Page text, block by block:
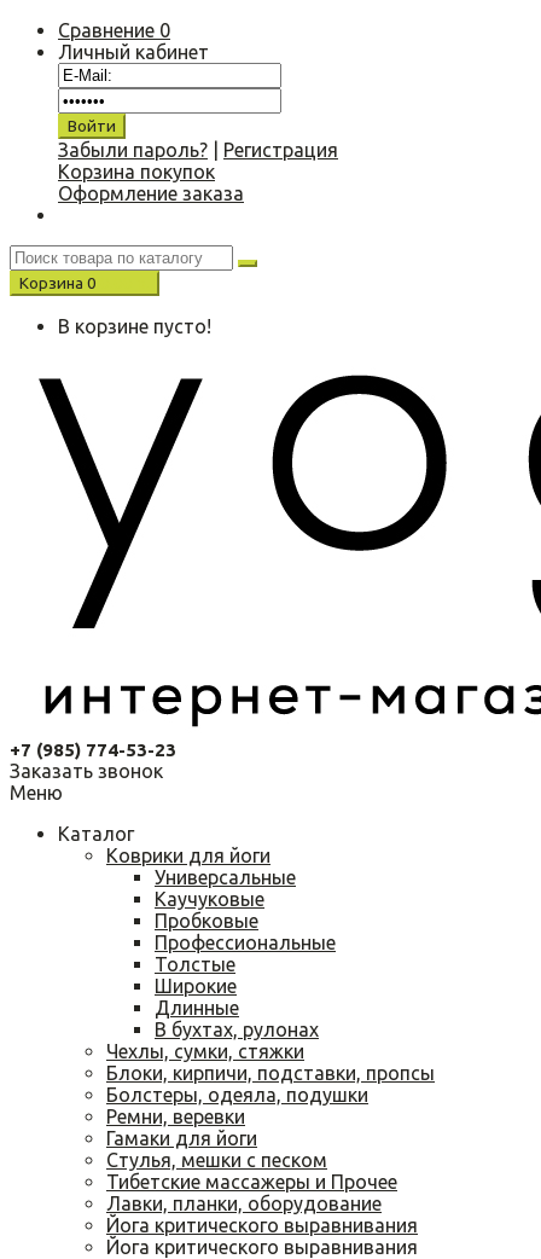
Сравнение 0
Личный кабинет
Забыли пароль?
Регистрация
Корзина покупок
Оформление заказа
Корзина 0
В корзине пусто!
+7 (985) 774-53-23
Заказать звонок
Меню
Каталог
Коврики для йоги
Универсальные
Каучуковые
Пробковые
Профессиональные
Толстые
Широкие
Длинные
В бухтах, рулонах
Чехлы, сумки, стяжки
Блоки, кирпичи, подставки, пропсы
Болстеры, одеяла, подушки
Ремни, веревки
Гамаки для йоги
Cтулья, мешки с песком
Тибетские массажеры и Прочее
Лавки, планки, оборудование
Йога критического выравнивания
Йога критического выравнивания